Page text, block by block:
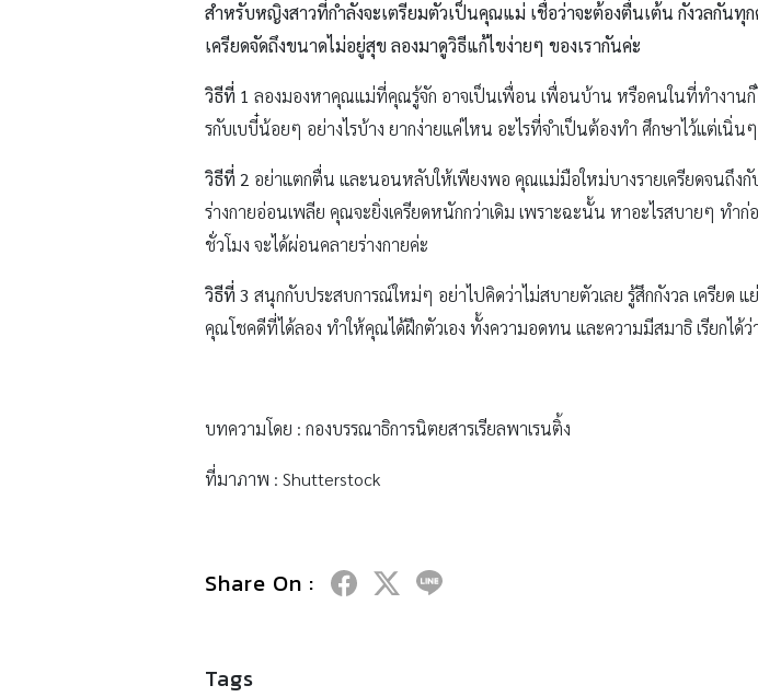
สำหรับหญิงสาวที่กำลังจะเตรียมตัวเป็นคุณแม่ เชื่อว่าจะต้องตื่นเต้น กังวลกัน
เครียดจัดถึงขนาดไม่อยู่สุข ลองมาดูวิธีแก้ไขง่ายๆ ของเรากันค่ะ
วิธีที่ 1 ลองมองหาคุณแม่ที่คุณรู้จัก อาจเป็นเพื่อน เพื่อนบ้าน หรือคนในที่ทำงานก็
รกับเบบี๋น้อยๆ อย่างไรบ้าง ยากง่ายแค่ไหน อะไรที่จำเป็นต้องทำ ศึกษาไว้แต่เนิ่
วิธีที่ 2 อย่าแตกตื่น และนอนหลับให้เพียงพอ คุณแม่มือใหม่บางรายเครียดจนถึง
ร่างกายอ่อนเพลีย คุณจะยิ่งเครียดหนักกว่าเดิม เพราะฉะนั้น หาอะไรสบายๆ
ชั่วโมง จะได้ผ่อนคลายร่างกายค่ะ
วิธีที่ 3 สนุกกับประสบการณ์ใหม่ๆ อย่าไปคิดว่าไม่สบายตัวเลย รู้สึกกังวล เครีย
คุณโชคดีที่ได้ลอง ทำให้คุณได้ฝึกตัวเอง ทั้งความอดทน และความมีสมาธิ เรียกได้
บทความโดย : กองบรรณาธิการนิตยสารเรียลพาเรนติ้ง
ที่มาภาพ : Shutterstock
Share On :
Tags